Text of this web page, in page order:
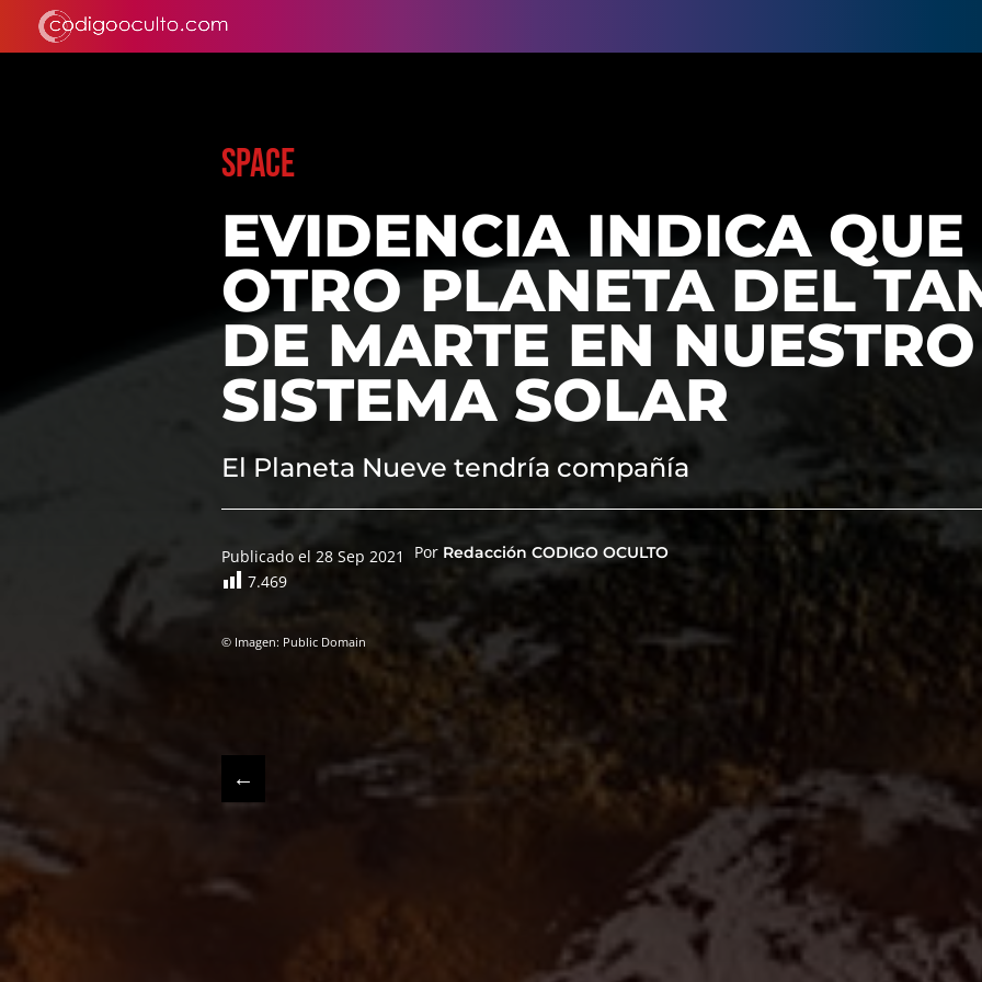
SPACE
EVIDENCIA INDICA QUE
OTRO PLANETA DEL
DE MARTE EN NUESTRO
SISTEMA SOLAR
El Planeta Nueve tendría compañía
Publicado el 28 Sep 2021 Por Redacción CODIGO OCULTO
7.469
© Imagen: Public Domain
←